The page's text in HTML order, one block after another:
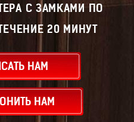
С ЗАМКАМИ ПО
20 МИНУТ
НАМ
НАМ